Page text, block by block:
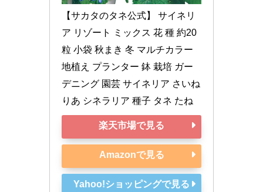
【サカタのタネ公式】 サイネリ
ア リゾート ミックス 花 種 約20
粒 小袋 秋まき 冬 マルチカラー
地植え プランター 鉢 栽培 ガー
デニング 園芸 サイネリア さいね
りあ シネラリア 種子 タネ たね
楽天市場で見る
Amazonで見る
Yahoo!ショッピングで見る